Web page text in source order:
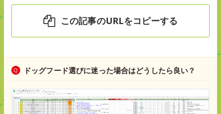
この記事のURLをコピーする
ドッグフード選びに迷った場合はどうしたら良い？